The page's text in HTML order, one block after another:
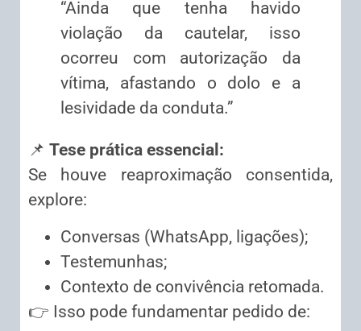
“Ainda que tenha havido
violação da cautelar, isso
ocorreu com autorização da
vítima, afastando o dolo e a
lesividade da conduta.”
📌 Tese prática essencial:
Se houve reaproximação consentida,
explore:
Conversas (WhatsApp, ligações);
Testemunhas;
Contexto de convivência retomada.
👉 Isso pode fundamentar pedido de: